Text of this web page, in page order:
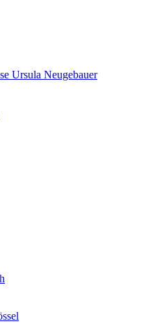
Ursula Neugebauer